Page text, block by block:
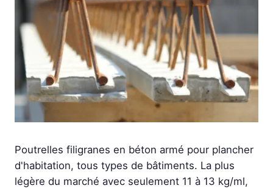
Poutrelles filigranes en béton armé pour plancher
d'habitation, tous types de bâtiments. La plus
légère du marché avec seulement 11 à 13 kg/ml,